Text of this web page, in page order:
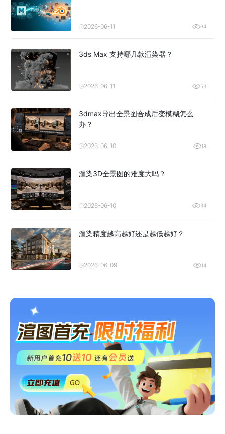
2026-06-11 64
3ds Max 支持哪几款渲染器？
2026-06-11 53
3dmax导出全景图合成后变模糊怎么
办？
2026-06-10 18
渲染3D全景图的难度大吗？
2026-06-10 34
渲染精度越高越好还是越低越好？
2026-06-09 14